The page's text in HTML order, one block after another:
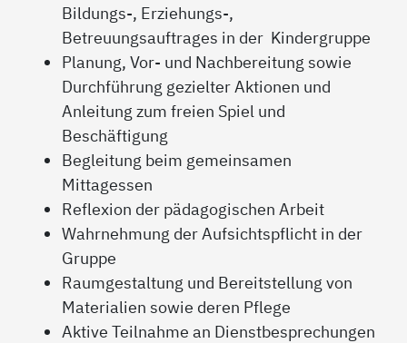
Bildungs-, Erziehungs-,
Betreuungsauftrages in der Kindergruppe
Planung, Vor- und Nachbereitung sowie
Durchführung gezielter Aktionen und
Anleitung zum freien Spiel und
Beschäftigung
Begleitung beim gemeinsamen
Mittagessen
Reflexion der pädagogischen Arbeit
Wahrnehmung der Aufsichtspflicht in der
Gruppe
Raumgestaltung und Bereitstellung von
Materialien sowie deren Pflege
Aktive Teilnahme an Dienstbesprechungen